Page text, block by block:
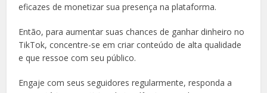
eficazes de monetizar sua presença na plataforma.
Então, para aumentar suas chances de ganhar dinheiro no
TikTok, concentre-se em criar conteúdo de alta qualidade
e que ressoe com seu público.
Engaje com seus seguidores regularmente, responda a